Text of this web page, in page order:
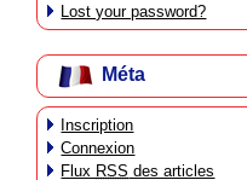
Lost your password?
Méta
Inscription
Connexion
Flux RSS des articles